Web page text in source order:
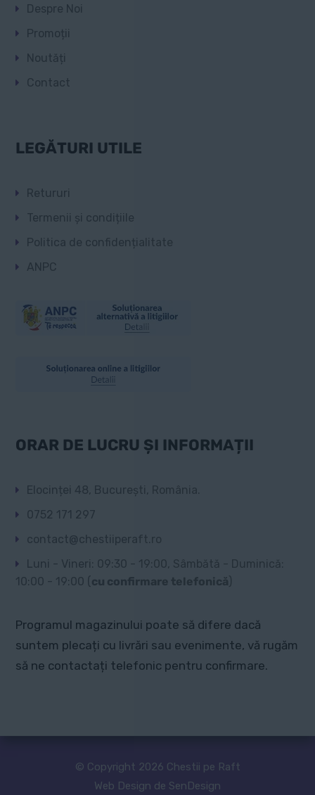
Despre Noi
Promoții
Noutăți
Contact
LEGĂTURI UTILE
Retururi
Termenii și condițiile
Politica de confidențialitate
ANPC
ORAR DE LUCRU ȘI INFORMAȚII
Elocinței 48, București, România.
0752 171 297
contact@chestiiperaft.ro
Luni - Vineri: 09:30 - 19:00, Sâmbătă - Duminică:
10:00 - 19:00 ( cu confirmare telefonică)
Programul magazinului poate să difere dacă
suntem plecați cu livrări sau evenimente, vă rugăm
să ne contactați telefonic pentru confirmare.
© Copyright 2026 Chestii pe Raft
Web Design de SenDesign